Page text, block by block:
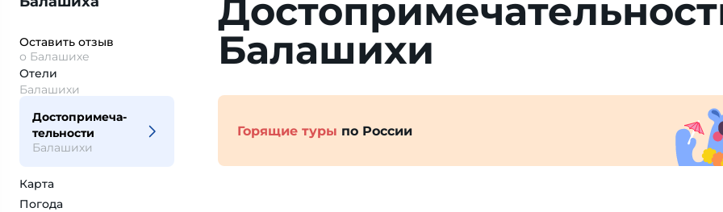
Оставить отзыв
о Балашихе
Отели
Балашихи
Достопримеча­
тельности
Балашихи
Карта
Погода
Балашихи
Горящие туры по России